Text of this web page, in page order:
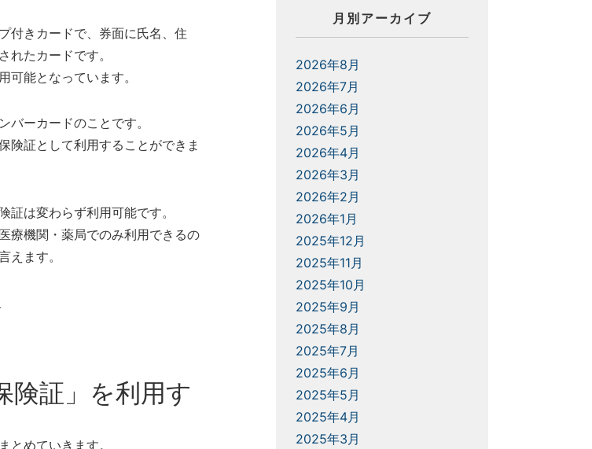
付きカードで、券面に氏名、住
れたカードです。
能となっています。
ーカードのことです。
険証として利用することができま
は変わらず利用可能です。
療機関・薬局でのみ利用できるの
えます。
険証」を利用す
とめていきます。
月別アーカイブ
2026年8月
2026年7月
2026年6月
2026年5月
2026年4月
2026年3月
2026年2月
2026年1月
2025年12月
2025年11月
2025年10月
2025年9月
2025年8月
2025年7月
2025年6月
2025年5月
2025年4月
2025年3月